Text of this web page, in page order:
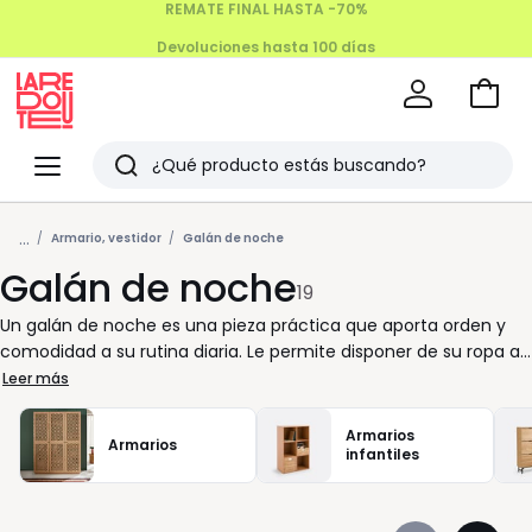
Menu
Redoute
Buscar
Últimos
artículos
vistos
Ir
... Armario, vestidor Galán de noche
Galán de noche19
Un galán de noche es una pieza práctica que aporta orden y
comodidad a su rutina diaria. Le permite disponer de su ropa al
final del día y tenerla lista para el siguiente sin esfuerzo. En La
Redoute sabemos que cada detalle cuenta para que usted
disfrute de un dormitorio funcional, donde todo tenga su lugar.
Este mueble discreto y elegante se adapta fácilmente a
distintos estilos, del más clásico al contemporáneo. Puede
Leer más
Armarios
Armarios
infantiles